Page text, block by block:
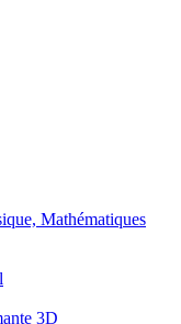
Mathématiques
3D